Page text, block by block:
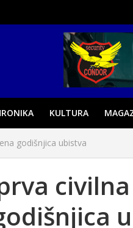
KULTURA
godišnjica ubistva